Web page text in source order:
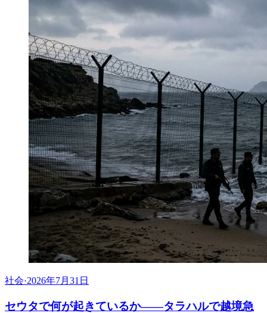
社会·2026年7月31日
セウタで何が起きているか——タラハルで越境急